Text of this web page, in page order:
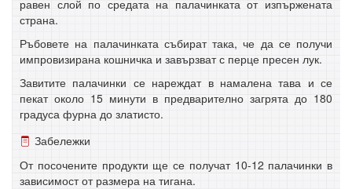
равен слой по средата на палачинката от изпържената
страна.
Ръбовете на палачинката събират така, че да се получи
импровизирана кошничка и завързват с перце пресен лук.
Завитите палачинки се нареждат в намалена тава и се
пекат около 15 минути в предварително загрята до 180
градуса фурна до златисто.
Забележки
От посочените продукти ще се получат 10-12 палачинки в
зависимост от размера на тигана.